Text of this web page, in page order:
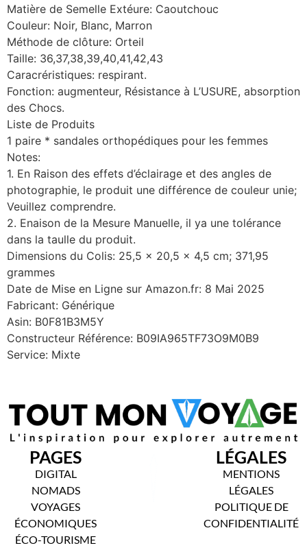
Matière de Semelle Extéure: Caoutchouc
Couleur: Noir, Blanc, Marron
Méthode de clôture: Orteil
Taille: 36,37,38,39,40,41,42,43
Caracréristiques: respirant.
Fonction: augmenteur, Résistance à L’USURE, absorption
des Chocs.
Liste de Produits
1 paire * sandales orthopédiques pour les femmes
Notes:
1. En Raison des effets d’éclairage et des angles de
photographie, le produit une différence de couleur unie;
Veuillez comprendre.
2. Enaison de la Mesure Manuelle, il ya une tolérance
dans la taulle du produit.
Dimensions du Colis: 25,5 x 20,5 x 4,5 cm; 371,95
grammes
Date de Mise en Ligne sur Amazon.fr: 8 Mai 2025
Fabricant: Générique
Asin: B0F81B3M5Y
Constructeur Référence: B09IA965TF73O9M0B9
Service: Mixte
PAGES
DIGITAL
NOMADS
VOYAGES
ÉCONOMIQUES
ÉCO-TOURISME
LÉGALES
MENTIONS
LÉGALES
POLITIQUE DE
CONFIDENTIALITÉ